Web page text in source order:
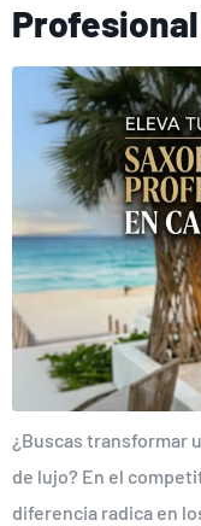
¿Buscas transformar
de lujo? En el
diferencia radica en